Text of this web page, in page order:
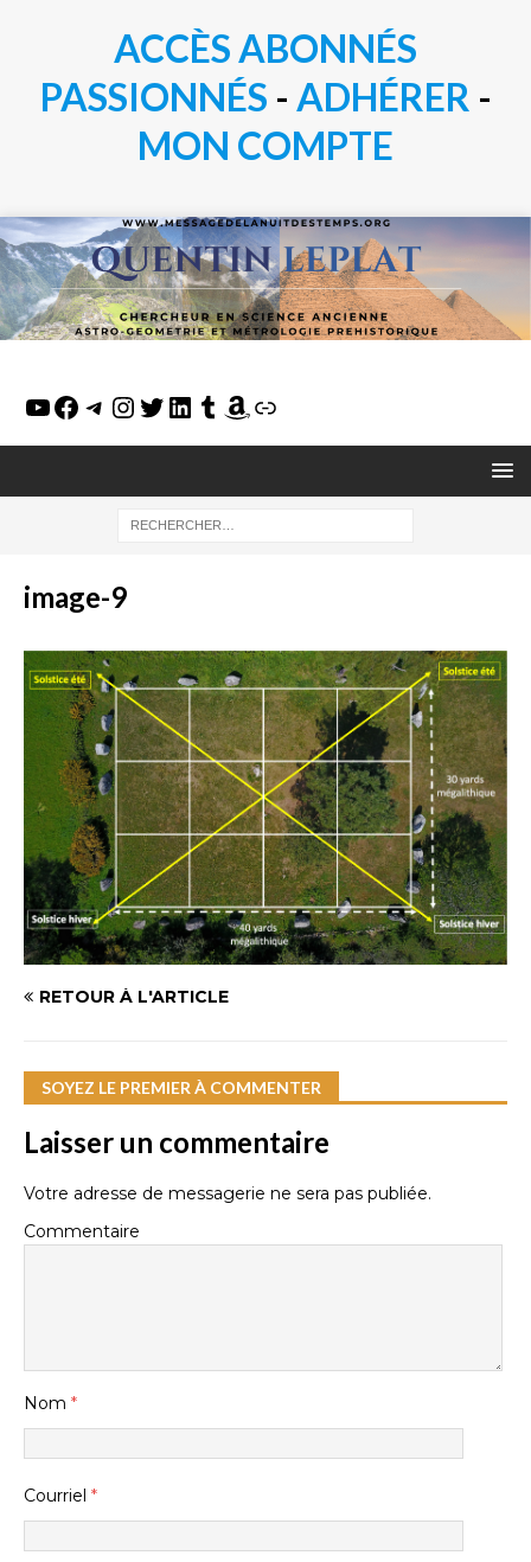
ACCÈS ABONNÉS
PASSIONNÉS - ADHÉRER -
MON COMPTE
image-9
RETOUR À L'ARTICLE
SOYEZ LE PREMIER À COMMENTER
Laisser un commentaire
Votre adresse de messagerie ne sera pas publiée.
Commentaire
Nom *
Courriel *